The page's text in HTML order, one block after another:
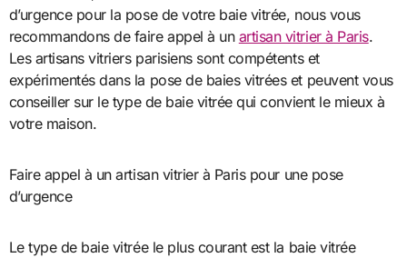
d’urgence pour la pose de votre baie vitrée, nous vous
recommandons de faire appel à un artisan vitrier à Paris.
Les artisans vitriers parisiens sont compétents et
expérimentés dans la pose de baies vitrées et peuvent vous
conseiller sur le type de baie vitrée qui convient le mieux à
votre maison.
Faire appel à un artisan vitrier à Paris pour une pose
d’urgence
Le type de baie vitrée le plus courant est la baie vitrée